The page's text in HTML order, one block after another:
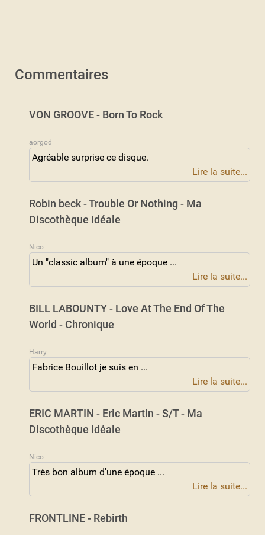
Commentaires
VON GROOVE - Born To Rock
aorgod
Agréable surprise ce disque.
Lire la suite...
Robin beck - Trouble Or Nothing - Ma
Discothèque Idéale
Nico
Un "classic album" à une époque ...
Lire la suite...
BILL LABOUNTY - Love At The End Of The
World - Chronique
Harry
Fabrice Bouillot je suis en ...
Lire la suite...
ERIC MARTIN - Eric Martin - S/T - Ma
Discothèque Idéale
Nico
Très bon album d'une époque ...
Lire la suite...
FRONTLINE - Rebirth